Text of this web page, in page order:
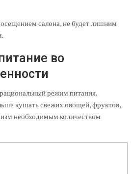
салона, не будет лишним
во
режим питания.
кушать свежих овощей, фруктов,
необходимым количеством